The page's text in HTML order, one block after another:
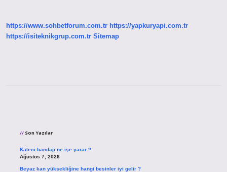
https://www.sohbetforum.com.tr https://yapkuryapi.com.tr
https://isiteknikgrup.com.tr Sitemap
Son Yazılar
Kaleci bandajı ne işe yarar ?
Ağustos 7, 2026
Beyaz kan yüksekliğine hangi besinler iyi gelir ?